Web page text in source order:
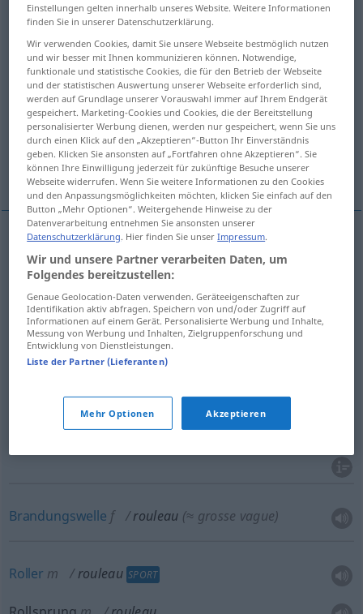
Übersicht aller Übersetzungen
(Für mehr Details die Übersetzung anklicken/antippen)
Rolle Lockenwickler
Walze, Ackerwalze Brandungswelle
Roller, Rollsprung Innenrolle
Rollef rouleau de papier
Lockenwicklerm rouleau (≈ bigoudi)
rouleau TECH
Ackerwalzef rouleau
Brandungswelle f rouleau (≈ grosse vague)
Roller m rouleau SPORT
Einstellungen gelten innerhalb unseres Website. Weitere Informationen
finden Sie in unserer Datenschutzerklärung.
Wir verwenden Cookies, damit Sie unsere Webseite bestmöglich nutzen
und wir besser mit Ihnen kommunizieren können. Notwendige,
funktionale und statistische Cookies, die für den Betrieb der Webseite
und der statistischen Auswertung unserer Webseite erforderlich sind,
werden auf Grundlage unserer Vorauswahl immer auf Ihrem Endgerät
gespeichert. Marketing-Cookies und Cookies, die der Bereitstellung
personalisierter Werbung dienen, werden nur gespeichert, wenn Sie uns
durch einen Klick auf den „Akzeptieren“-Button Ihr Einverständnis
geben. Klicken Sie ansonsten auf „Fortfahren ohne Akzeptieren“. Sie
können Ihre Einwilligung jederzeit für zukünftige Besuche unserer
Webseite widerrufen. Wenn Sie weitere Informationen zu den Cookies
und den Anpassungsmöglichkeiten möchten, klicken Sie einfach auf den
Button „Mehr Optionen“. Weitergehende Hinweise zu der
Datenverarbeitung entnehmen Sie ansonsten unserer
Datenschutzerklärung. Hier finden Sie unserImpressum.
Wir und unsere Partner verarbeiten Daten, um
Folgendes bereitzustellen:
Genaue Geolocation-Daten verwenden. Geräteeigenschaften zur
Identifikation aktiv abfragen. Speichern von und/oder Zugriff auf
Informationen auf einem Gerät. Personalisierte Werbung und Inhalte,
Messung von Werbung und Inhalten, Zielgruppenforschung und
Entwicklung von Dienstleistungen.
Liste der Partner (Lieferanten)
Mehr Optionen Akzeptieren